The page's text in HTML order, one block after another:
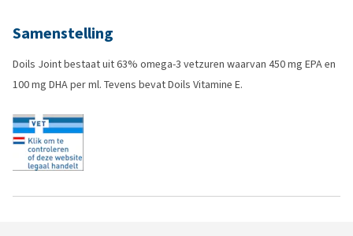
Samenstelling
Doils Joint bestaat uit 63% omega-3 vetzuren waarvan 450 mg EPA en
100 mg DHA per ml. Tevens bevat Doils Vitamine E.